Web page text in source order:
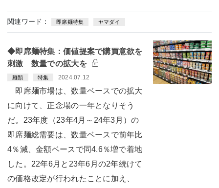
関連ワード： 即席麺特集 ヤマダイ
◆即席麺特集：価値提案で購買意欲を
刺激 数量での拡大を
麺類 特集 2024.07.12
即席麺市場は、数量ベースでの拡大
に向けて、正念場の一年となりそう
だ。23年度（23年4月～24年3月）の
即席麺総需要は、数量ベースで前年比
4％減、金額ベースで同4.6％増で着地
した。22年6月と23年6月の2年続けて
の価格改定が行われたことに加え、